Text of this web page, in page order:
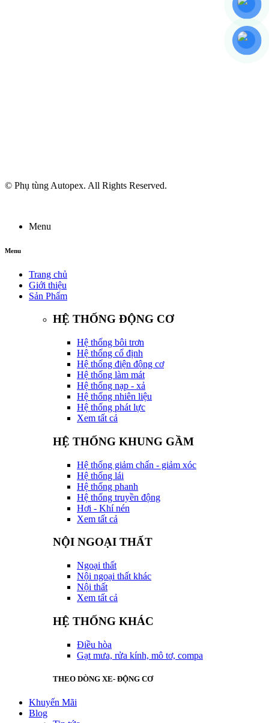
© Phụ tùng Autopex. All Rights Reserved.
Menu
Menu
Trang chủ
Giới thiệu
Sản Phẩm
HỆ THỐNG ĐỘNG CƠ
Hệ thống bôi trơn
Hệ thống cố định
Hệ thống điện động cơ
Hệ thống làm mát
Hệ thống nạp - xả
Hệ thống nhiên liệu
Hệ thống phát lực
Xem tất cả
HỆ THỐNG KHUNG GẦM
Hệ thống giảm chấn - giảm xóc
Hệ thống lái
Hệ thống phanh
Hệ thống truyền động
Hơi - Khí nén
Xem tất cả
NỘI NGOẠI THẤT
Ngoại thất
Nội ngoại thất khác
Nội thất
Xem tất cả
HỆ THỐNG KHÁC
Điều hòa
Gạt mưa, rửa kính, mô tơ, compa
THEO DÒNG XE- ĐỘNG CƠ
Khuyến Mãi
Blog